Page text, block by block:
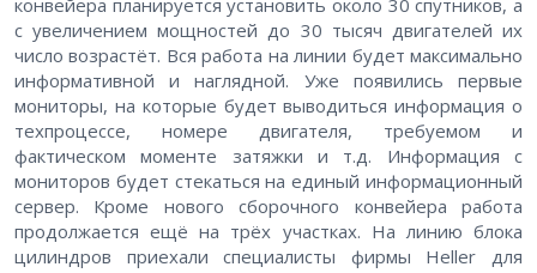
конвейера планируется установить около 30 спутников, а
с увеличением мощностей до 30 тысяч двигателей их
число возрастёт. Вся работа на линии будет максимально
информативной и наглядной. Уже появились первые
мониторы, на которые будет выводиться информация о
техпроцессе, номере двигателя, требуемом и
фактическом моменте затяжки и т.д. Информация с
мониторов будет стекаться на единый информационный
сервер. Кроме нового сборочного конвейера работа
продолжается ещё на трёх участках. На линию блока
цилиндров приехали специалисты фирмы Heller для